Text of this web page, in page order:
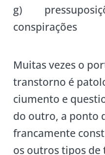
g)
conspirações
Muitas vezes o
transtorno é
ciumento e
do outro, a ponto
francamente
os outros tipos